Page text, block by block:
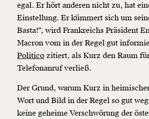
Veränderung
beginnt mit Dir!
WerdeFördermitgliedund wir können
unsere Wirtschaft so gestalten, dass sie
funktioniert. Unsere Recherchen sind für
Netz. Unabhängig und werbefrei. Und
so bleiben. Kämpf’ mit uns für den
unterstütze uns mit Deinem
egal. Er hört anderen nicht zu, hat
Einstellung. Er kümmert sich um
Basta!", wird Frankreichs Präsident
Macron vom in der Regel gut
Politico zitiert, als Kurz den Raum
Telefonanruf verließ.
Der Grund, warum Kurz in
Wort und Bild in der Regel so gut
keine geheime Verschwörung der